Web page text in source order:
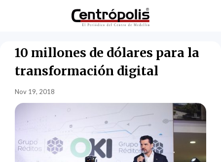
10 millones de dólares para la
transformación digital
Nov 19, 2018